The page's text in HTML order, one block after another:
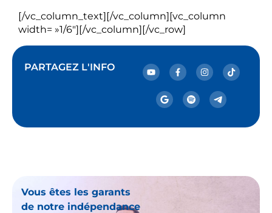
[/vc_column_text][/vc_column][vc_column
width= »1/6″][/vc_column][/vc_row]
PARTAGEZ L'INFO
Vous êtes les garants
de notre indépendance